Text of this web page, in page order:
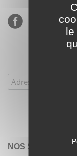
NOS SERVICES
le